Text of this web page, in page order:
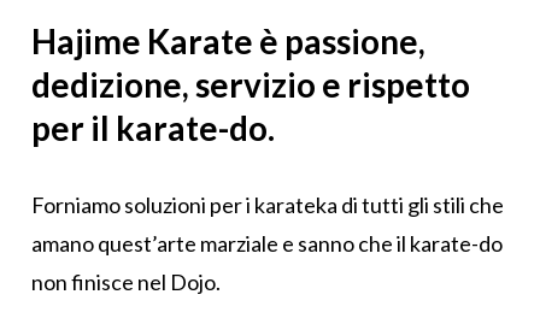
Hajime Karate è passione,
dedizione, servizio e rispetto
per il karate-do.
Forniamo soluzioni per i karateka di tutti gli stili che
amano quest’arte marziale e sanno che il karate-do
non finisce nel Dojo.